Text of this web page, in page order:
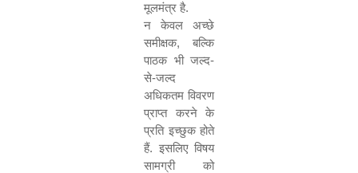
मूलमंत्र है.
न केवल अच्छे
समीक्षक, बल्कि
पाठक भी जल्द-
से-जल्द
अधिकतम विवरण
प्राप्त करने के
प्रति इच्छुक होते
हैं. इसलिए विषय
सामग्री को